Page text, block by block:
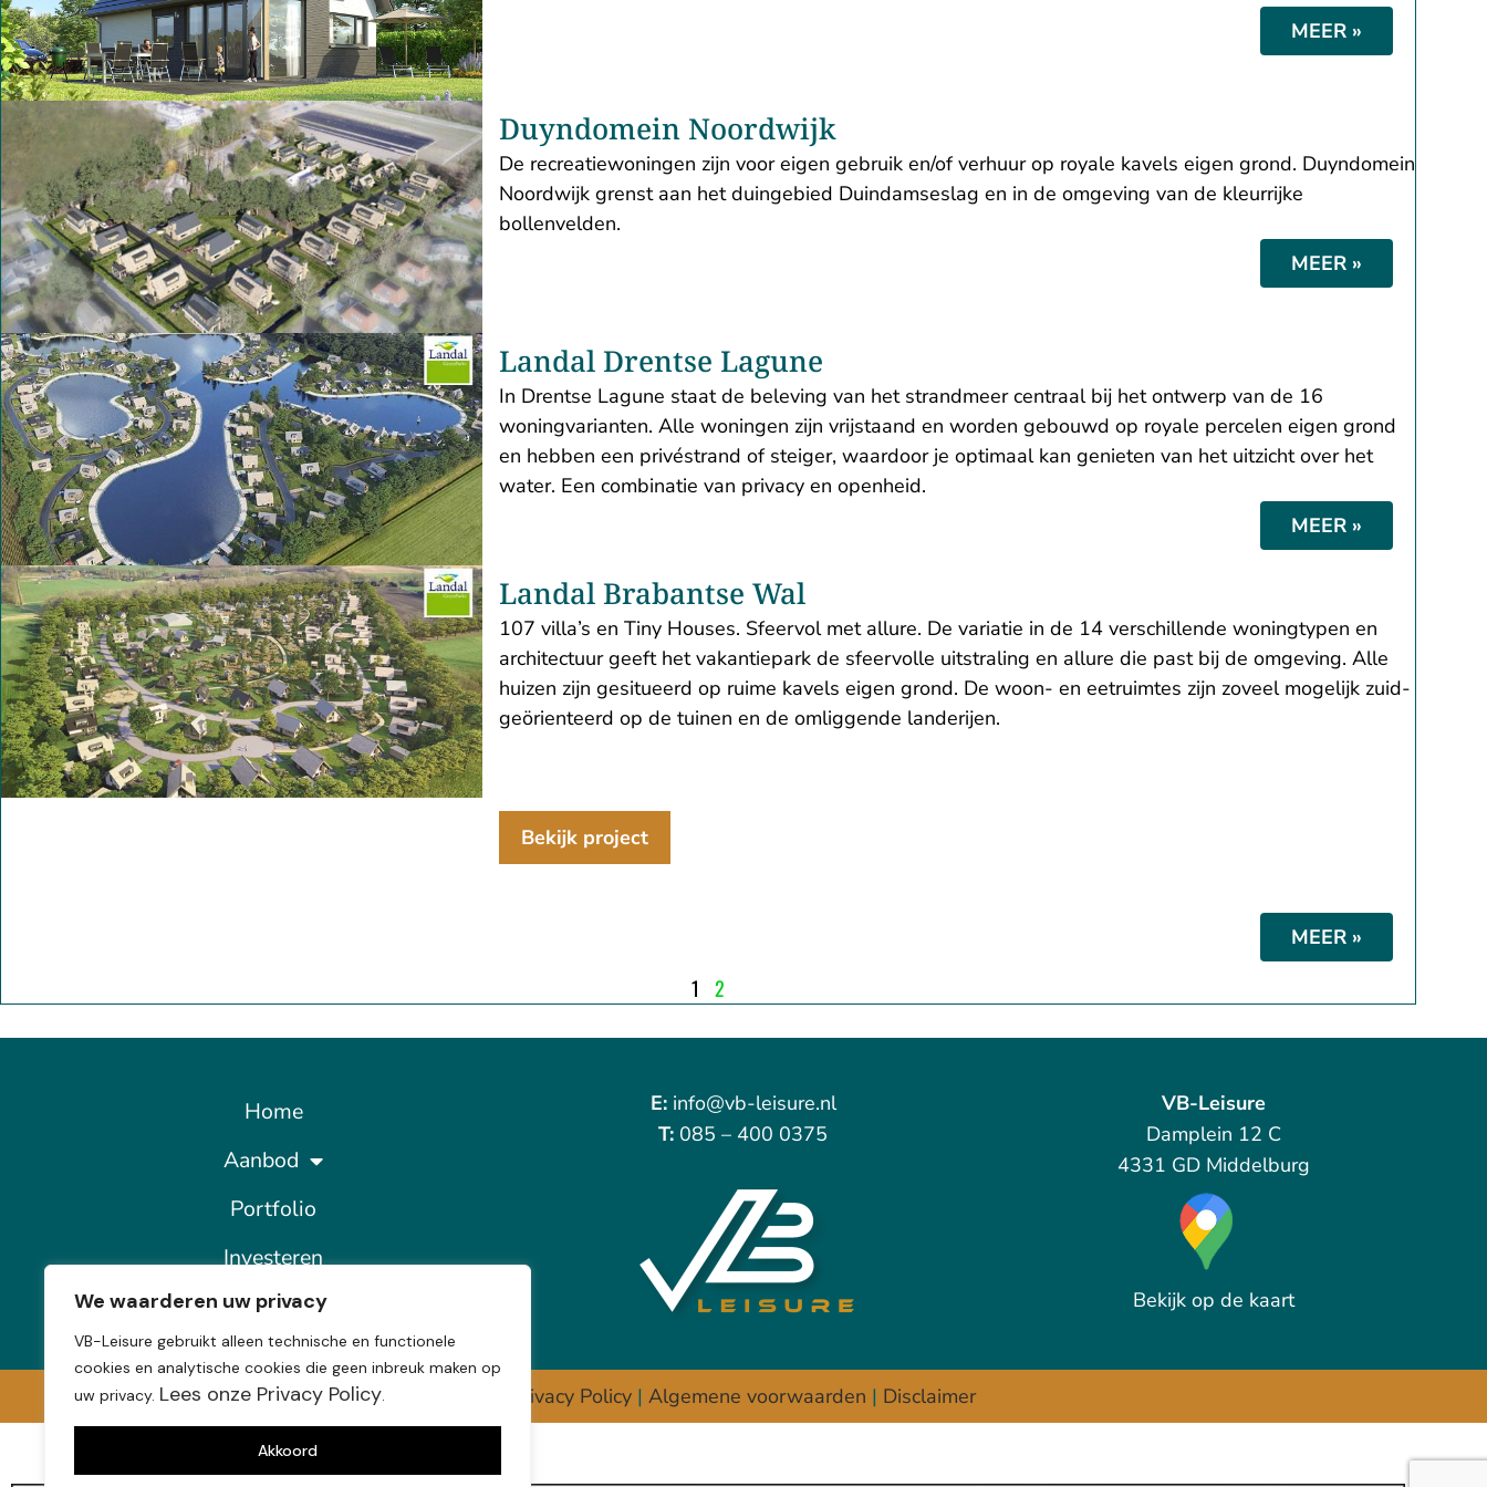
We waarderen uw privacy
VB-Leisure gebruikt alleen technische en functionele
cookies en analytische cookies die geen inbreuk maken op
uw privacy. Lees onze Privacy Policy.
Akkoord
MEER »
Duyndomein Noordwijk
De recreatiewoningen zijn voor eigen gebruik en/of verhuur op royale kavels eigen grond. Duyndomein
Noordwijk grenst aan het duingebied Duindamseslag en in de omgeving van de kleurrijke
bollenvelden.
MEER »
Landal Drentse Lagune
In Drentse Lagune staat de beleving van het strandmeer centraal bij het ontwerp van de 16
woningvarianten. Alle woningen zijn vrijstaand en worden gebouwd op royale percelen eigen grond
en hebben een privéstrand of steiger, waardoor je optimaal kan genieten van het uitzicht over het
water. Een combinatie van privacy en openheid.
MEER »
Landal Brabantse Wal
107 villa’s en Tiny Houses. Sfeervol met allure. De variatie in de 14 verschillende woningtypen en
architectuur geeft het vakantiepark de sfeervolle uitstraling en allure die past bij de omgeving. Alle
huizen zijn gesitueerd op ruime kavels eigen grond. De woon- en eetruimtes zijn zoveel mogelijk zuid-
geörienteerd op de tuinen en de omliggende landerijen.
Bekijk project
MEER »
1 2
Home
Aanbod
Portfolio
Investeren
Contact
E: info@vb-leisure.nl
T: 085 – 400 0375
VB-Leisure
Damplein 12 C
4331 GD Middelburg
Bekijk op de kaart
Privacy Policy | Algemene voorwaarden | Disclaimer